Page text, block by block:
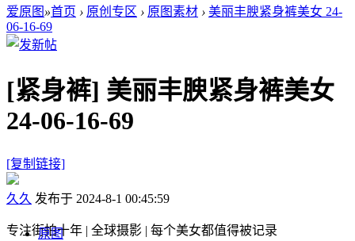
爱原图 »首页 › 原创专区 › 原图素材 › 美丽丰腴紧身裤美女 24-
06-16-69
[紧身裤] 美丽丰腴紧身裤美女
24-06-16-69
[复制链接]
久久 发布于 2024-8-1 00:45:59
专注街拍十年 | 全球摄影 | 每个美女都值得被记录
原图